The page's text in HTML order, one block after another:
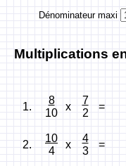
Dénominateur maxi
Multiplications
1.
8
10
x
7
2
=
2.
10
4
x
4
3
=